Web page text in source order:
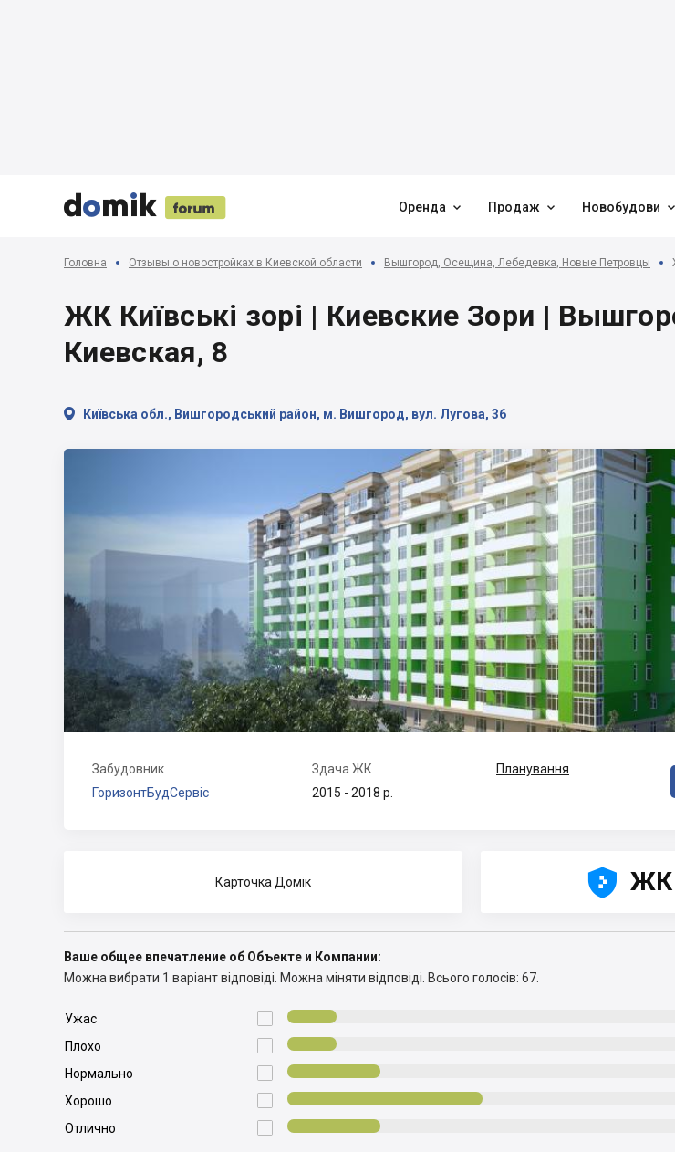


 
 Оренда  Продаж  Новобудови 
Головна Отзывы о новостройках в Киевской области Вышгород, Осещина, Лебедевка, Новые Петровцы
ЖК Київські зорі | Киевские Зори |
Киевская, 8
 Київська обл., Вишгородський район, м. Вишгород, вул. Лугова, 36
Забудовник
ГоризонтБудСервіс
Здача ЖК
2015 - 2018 р.
Планування
Карточка Домік 



 ЖК
Ваше общее впечатление об Объекте и Компании:
Можна вибрати 1 варіант відповіді. Можна міняти відповіді. Всього голосів: 67.

Ужас

Плохо

Нормально

Хорошо

Отлично